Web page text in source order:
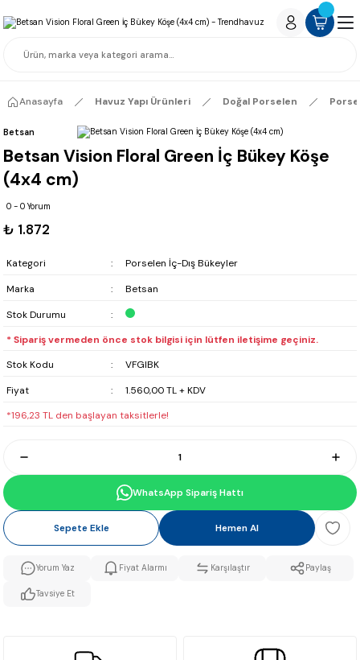
Anasayfa Havuz Yapı Ürünleri Doğal Porselen
Betsan
Betsan Vision Floral Green İç Bükey Köşe
(4x4 cm)
0 - 0 Yorum
₺ 1.872
Kategori
Porselen İç-Dış Bükeyler
Marka
Betsan
Stok Durumu
* Sipariş vermeden önce stok bilgisi için lütfen iletişime geçiniz.
Stok Kodu
VFGIBK
Fiyat
1.560,00 TL + KDV
*196,23 TL den başlayan taksitlerle!
WhatsApp Sipariş Hattı
Sepete Ekle Hemen Al
Yorum Yaz Fiyat Alarmı Karşılaştır Paylaş
Tavsiye Et